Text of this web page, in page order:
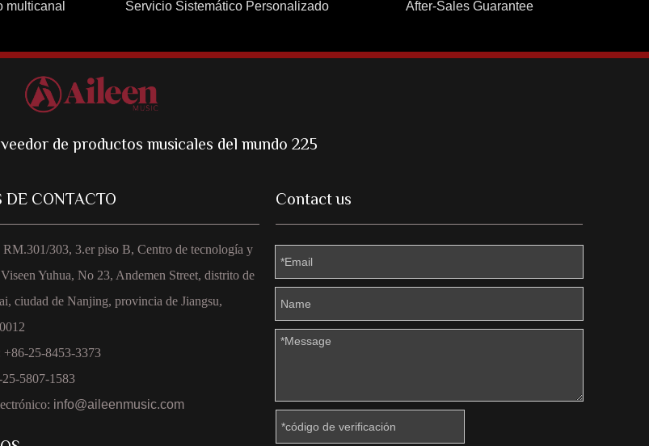
multicanal Servicio Sistemático Personalizado After-Sales Guarantee
de productos musicales del mundo 225
DE CONTACTO
303, 3.er piso B, Centro de tecnología y
Yuhua, No 23, Andemen Street, distrito de
ciudad de Nanjing, provincia de Jiangsu,
+86-25-8453-3373
5807-1583
info@aileenmusic.com
Contact us